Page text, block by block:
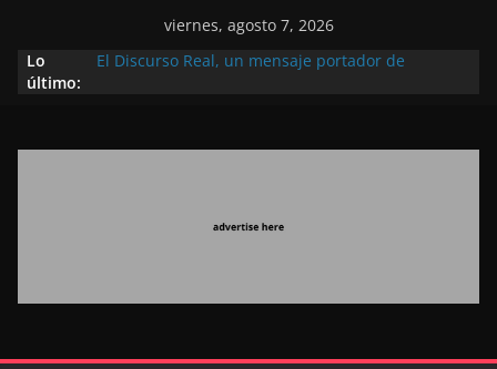
viernes, agosto 7, 2026
Lo
último:
El Discurso Real, un mensaje portador de
Extranjero: al servicio de los grandes proyectos de
Marruecos gracias a una visión estratégica